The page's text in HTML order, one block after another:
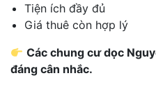
Tiện ích đầy đủ
Giá thuê còn hợp lý
Các chung cư dọc
đáng cân nhắc.